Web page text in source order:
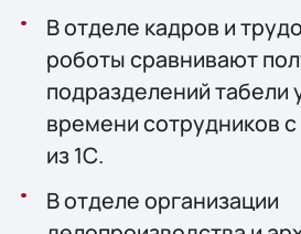
В отделе кадров и
роботы сравнивают
подразделений табели
времени сотрудников
из 1С.
В отделе организации